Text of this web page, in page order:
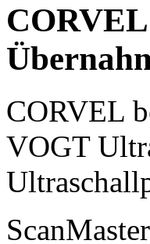
CORVEL
VOGT